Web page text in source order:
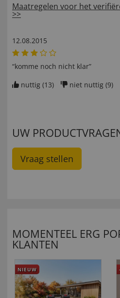
Maatregelen voor het
>>
12.08.2015
“komme noch nicht klar”
nuttig (13) niet nuttig (9)
UW
Vraag stellen
MOMENTEEL ERG
KLANTEN
NIEUW